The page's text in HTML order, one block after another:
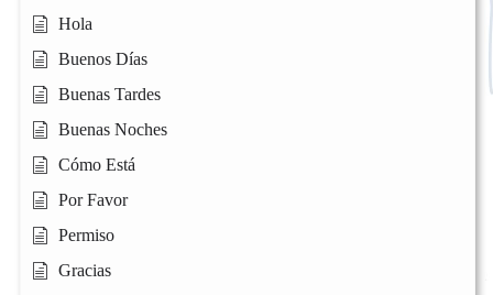
Hola
Buenos Días
Buenas Tardes
Buenas Noches
Cómo Está
Por Favor
Permiso
Gracias